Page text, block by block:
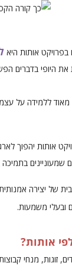
אותות היא
היופי בדברים
מאוד ללמידה על
אותות יהפוך
שמעוניינים
בית של יצירה
ובעלי משמעות.
אותות?
זוגות, מנחי